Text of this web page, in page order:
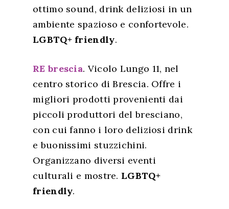
ottimo sound, drink deliziosi in un
ambiente spazioso e confortevole.
LGBTQ+ friendly.
RE brescia. Vicolo Lungo 11, nel
centro storico di Brescia. Offre i
migliori prodotti provenienti dai
piccoli produttori del bresciano,
con cui fanno i loro deliziosi drink
e buonissimi stuzzichini.
Organizzano diversi eventi
culturali e mostre. LGBTQ+
friendly.